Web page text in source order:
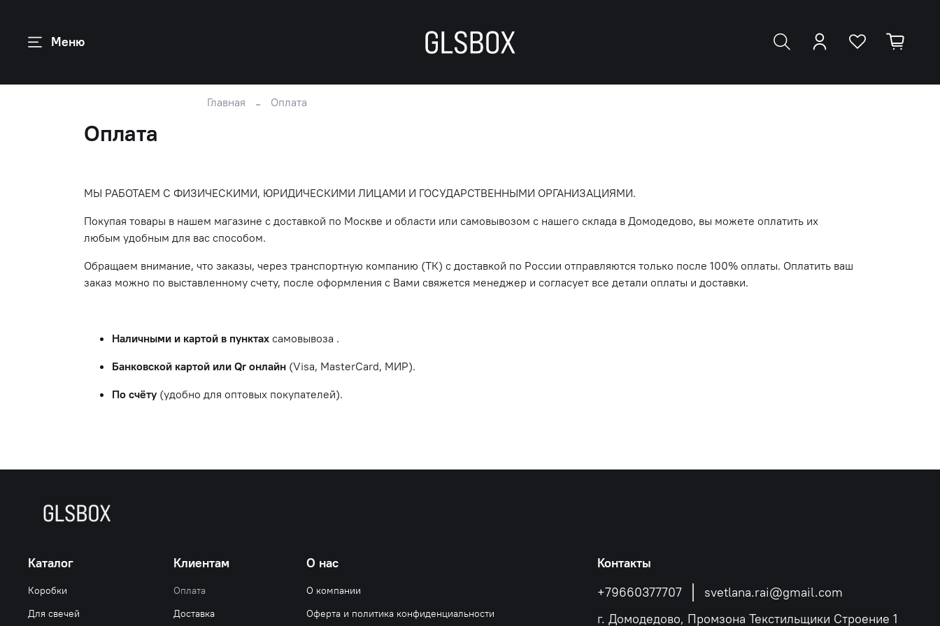
Меню
Главная Оплата
Оплата
МЫ РАБОТАЕМ С ФИЗИЧЕСКИМИ, ЮРИДИЧЕСКИМИ ЛИЦАМИ И ГОСУДАРСТВЕННЫМИ ОРГАНИЗАЦИЯМИ.
Покупая товары в нашем магазине с доставкой по Москве и области или самовывозом с нашего склада в Домодедово, вы можете оплатить их
любым удобным для вас способом.
Обращаем внимание, что заказы, через транспортную компанию (ТК) с доставкой по России отправляются только после 100% оплаты. Оплатить ваш
заказ можно по выставленному счету, после оформления с Вами свяжется менеджер и согласует все детали оплаты и доставки.
Наличными и картой в пунктах самовывоза .
Банковской картой или Qr онлайн (Visa, MasterCard, МИР).
По счёту (удобно для оптовых покупателей).
Каталог
Коробки
Для свечей
Клиентам
Оплата
Доставка
О нас
О компании
Оферта и политика конфиденциальности
Контакты
+79660377707
svetlana.rai@gmail.com
г. Домодедово, Промзона Текстильщики Строение 1